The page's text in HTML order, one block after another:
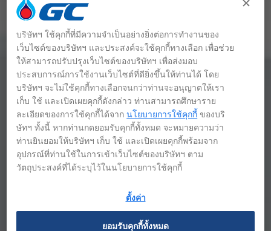
รางวัลและเกียรติประวัติ
บริษัทฯ ใช้คุกกี้ที่มีความจำเป็นอย่างยิ่งต่อการทำงานของ
เว็บไซต์ของบริษัทฯ และประสงค์จะใช้คุกกี้ทางเลือก เพื่อช่วย
ให้สามารถปรับปรุงเว็บไซต์ของบริษัทฯ เพื่อส่งมอบ
ประสบการณ์การใช้งานเว็บไซต์ที่ดียิ่งขึ้นให้ท่านได้ โดย
บริษัทฯ จะไม่ใช้คุกกี้ทางเลือกจนกว่าท่านจะอนุญาตให้เรา
เก็บ ใช้ และเปิดเผยคุกกี้ดังกล่าว ท่านสามารถศึกษาราย
ละเอียดของการใช้คุกกี้ได้จากนโยบายการใช้คุกกี้ ของบริ
ษัทฯ ทั้งนี้ หากท่านกดยอมรับคุกกี้ทั้งหมด จะหมายความว่า
ท่านยินยอมให้บริษัทฯ เก็บ ใช้ และเปิดเผยคุกกี้พร้อมจาก
อุปกรณ์ที่ท่านใช้ในการเข้าเว็บไซต์ของบริษัทฯ ตาม
วัตถุประสงค์ที่ได้ระบุไว้ในนโยบายการใช้คุกกี้
ตั้งค่า
ยอมรับคุกกี้ทั้งหมด